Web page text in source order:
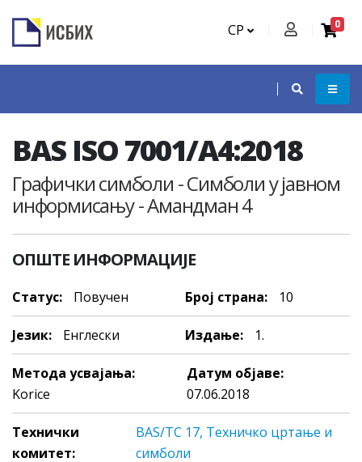
СР 0
BAS ISO 7001/A4:2018
Графички симболи - Симболи у јавном
информисању - Амандман 4
ОПШТЕ ИНФОРМАЦИЈЕ
Статус: Повучен Број страна: 10
Језик: Енглески Издање: 1.
Метода усвајања:
Korice
Датум објаве:
07.06.2018
Технички
комитет:
BAS/TC 17, Техничко цртање и
симболи